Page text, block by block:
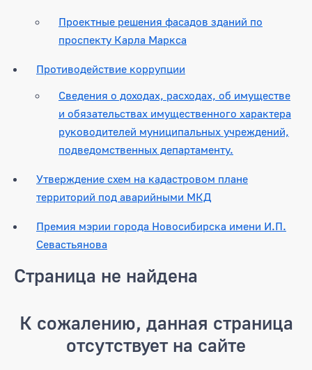
Проектные решения фасадов зданий по
проспекту Карла Маркса
Противодействие коррупции
Сведения о доходах, расходах, об имуществе
и обязательствах имущественного характера
руководителей муниципальных учреждений,
подведомственных департаменту.
Утверждение схем на кадастровом плане
территорий под аварийными МКД
Премия мэрии города Новосибирска имени И.П.
Севастьянова
Страница не найдена
К сожалению, данная страница
отсутствует на сайте